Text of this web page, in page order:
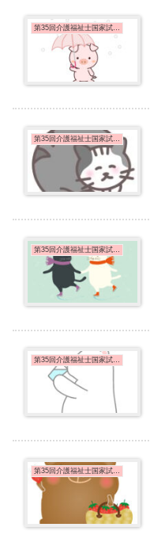
第35回介護福祉士国家試験問題
第35回介護福祉士国家試験問題
第35回介護福祉士国家試験問題
第35回介護福祉士国家試験問題
第35回介護福祉士国家試験問題